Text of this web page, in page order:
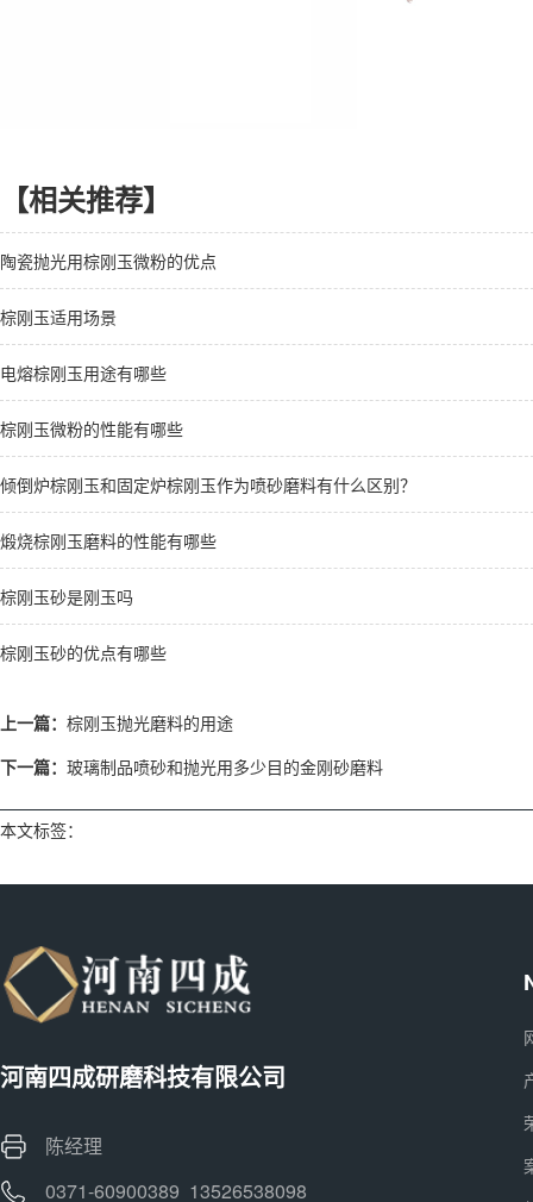
【相关推荐】
陶瓷抛光用棕刚玉微粉的优点
棕刚玉适用场景
电熔棕刚玉用途有哪些
棕刚玉微粉的性能有哪些
倾倒炉棕刚玉和固定炉棕刚玉作为喷砂磨料有什么区别？
煅烧棕刚玉磨料的性能有哪些
棕刚玉砂是刚玉吗
棕刚玉砂的优点有哪些
上一篇： 棕刚玉抛光磨料的用途
下一篇： 玻璃制品喷砂和抛光用多少目的金刚砂磨料
本文标签：
河南四成研磨科技有限公司
陈经理
0371-60900389 13526538098